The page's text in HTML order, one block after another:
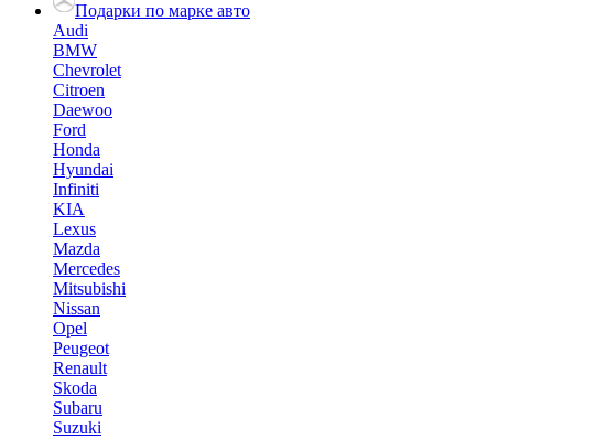
Подарки по марке авто
Audi
BMW
Chevrolet
Citroen
Daewoo
Ford
Honda
Hyundai
Infiniti
KIA
Lexus
Mazda
Mercedes
Mitsubishi
Nissan
Opel
Peugeot
Renault
Skoda
Subaru
Suzuki